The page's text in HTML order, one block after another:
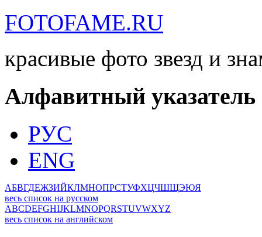
FOTOFAME.RU
красивые фото звезд и
Алфавитный указатель
РУС
ENG
АБВГДЕЖЗИЙКЛМНОПРСТУФХЦЧШЩЭЮЯ
весь список на русском
ABCDEFGHIJKLMNOPQRSTUVWXYZ
весь список на английском